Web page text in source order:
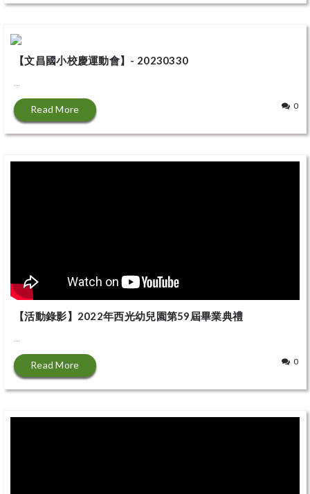
【文昌國小校慶運動會】- 20230330
...
Read More 0
【活動錄影】2022年西光幼兒園第59屆畢業典禮
...
Read More 0